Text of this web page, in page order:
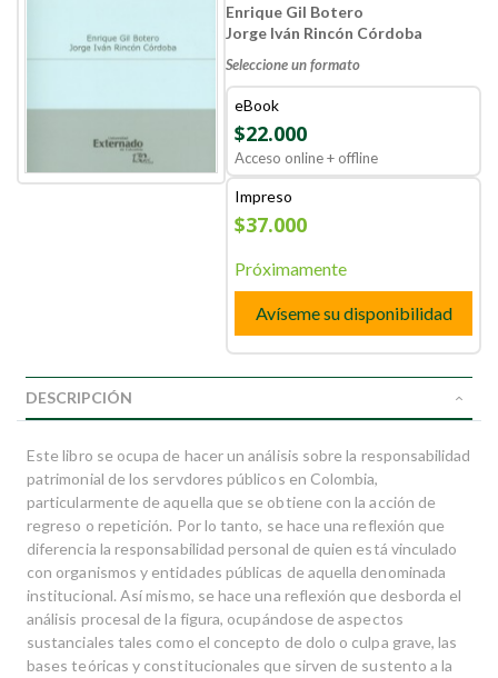
Enrique Gil Botero
Jorge Iván Rincón Córdoba
Seleccione un formato
eBook
$22.000
Acceso online + offline
Impreso
$37.000
Próximamente
Avíseme su disponibilidad
DESCRIPCIÓN
Este libro se ocupa de hacer un análisis sobre la responsabilidad
patrimonial de los servdores públicos en Colombia,
particularmente de aquella que se obtiene con la acción de
regreso o repetición. Por lo tanto, se hace una reflexión que
diferencia la responsabilidad personal de quien está vinculado
con organismos y entidades públicas de aquella denominada
institucional. Así mismo, se hace una reflexión que desborda el
análisis procesal de la figura, ocupándose de aspectos
sustanciales tales como el concepto de dolo o culpa grave, las
bases teóricas y constitucionales que sirven de sustento a la